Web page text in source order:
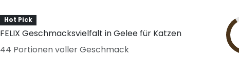
Hot Pick
FELIX Geschmacksvielfalt in Gelee für Katzen
44 Portionen voller Geschmack